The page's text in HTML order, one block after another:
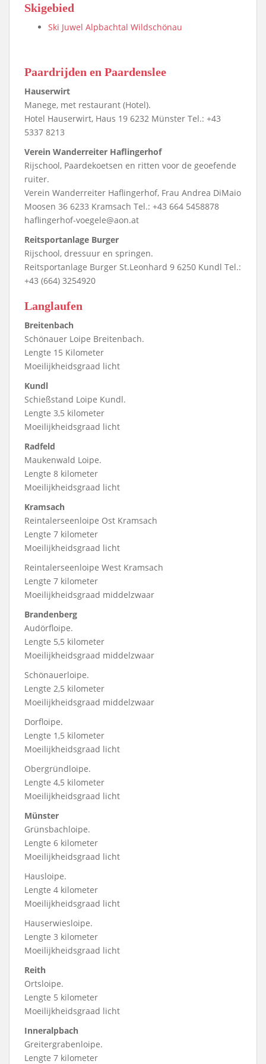
Skigebied
Ski Juwel Alpbachtal Wildschönau
Paardrijden en Paardenslee
Hauserwirt
Manege, met restaurant (Hotel).
Hotel Hauserwirt, Haus 19 6232 Münster Tel.: +43
5337 8213
Verein Wanderreiter Haflingerhof
Rijschool, Paardekoetsen en ritten voor de geoefende
ruiter.
Verein Wanderreiter Haflingerhof, Frau Andrea DiMaio
Moosen 36 6233 Kramsach Tel.: +43 664 5458878
haflingerhof-voegele@aon.at
Reitsportanlage Burger
Rijschool, dressuur en springen.
Reitsportanlage Burger St.Leonhard 9 6250 Kundl Tel.:
+43 (664) 3254920
Langlaufen
Breitenbach
Schönauer Loipe Breitenbach.
Lengte 15 Kilometer
Moeilijkheidsgraad licht
Kundl
Schießstand Loipe Kundl.
Lengte 3,5 kilometer
Moeilijkheidsgraad licht
Radfeld
Maukenwald Loipe.
Lengte 8 kilometer
Moeilijkheidsgraad licht
Kramsach
Reintalerseenloipe Ost Kramsach
Lengte 7 kilometer
Moeilijkheidsgraad licht
Reintalerseenloipe West Kramsach
Lengte 7 kilometer
Moeilijkheidsgraad middelzwaar
Brandenberg
Audörfloipe.
Lengte 5,5 kilometer
Moeilijkheidsgraad middelzwaar
Schönauerloipe.
Lengte 2,5 kilometer
Moeilijkheidsgraad middelzwaar
Dorfloipe.
Lengte 1,5 kilometer
Moeilijkheidsgraad licht
Obergründloipe.
Lengte 4,5 kilometer
Moeilijkheidsgraad licht
Münster
Grünsbachloipe.
Lengte 6 kilometer
Moeilijkheidsgraad licht
Hausloipe.
Lengte 4 kilometer
Moeilijkheidsgraad licht
Hauserwiesloipe.
Lengte 3 kilometer
Moeilijkheidsgraad licht
Reith
Ortsloipe.
Lengte 5 kilometer
Moeilijkheidsgraad licht
Inneralpbach
Greitergrabenloipe.
Lengte 7 kilometer